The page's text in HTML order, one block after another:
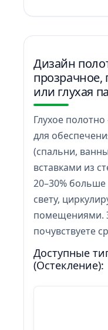
Дизайн
прозрачное,
или глухая
Глухое
для
(спальни,
вставками из
20–30% больше
свету,
помещениями.
почувствуете
Доступные
(Остекление):